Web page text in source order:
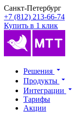
Санкт-Петербург
+7 (812) 213-66-74
Купить в 1 клик
Решения
Продукты
Интеграции
Тарифы
Акции